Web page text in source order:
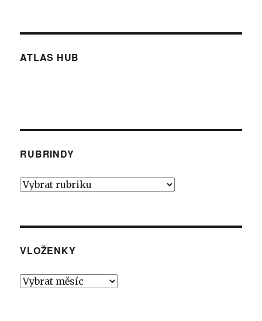
ATLAS HUB
RUBRINDY
Rubrindy
VLOŽENKY
Vloženky